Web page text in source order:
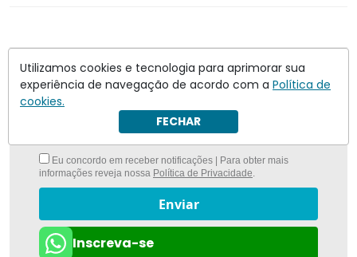
Nunca foi tão fácil ficar bem informado com
Antagonista
Eu concordo em receber notificações | Para obter mais
informações reveja nossa Política de Privacidade.
Enviar
Inscreva-se
Utilizamos cookies e tecnologia para aprimorar sua
experiência de navegação de acordo com a Política de
cookies.
FECHAR